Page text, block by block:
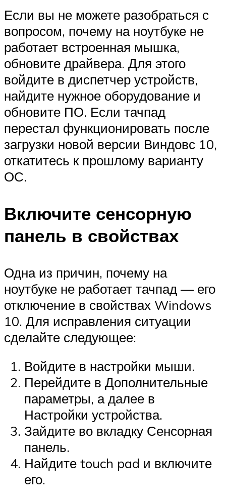
Если вы не можете разобраться с
вопросом, почему на ноутбуке не
работает встроенная мышка,
обновите драйвера. Для этого
войдите в диспетчер устройств,
найдите нужное оборудование и
обновите ПО. Если тачпад
перестал функционировать после
загрузки новой версии Виндовс 10,
откатитесь к прошлому варианту
ОС.
Включите сенсорную
панель в свойствах
Одна из причин, почему на
ноутбуке не работает тачпад — его
отключение в свойствах Windows
10. Для исправления ситуации
сделайте следующее:
Войдите в настройки мыши.
Перейдите в Дополнительные
параметры, а далее в
Настройки устройства.
Зайдите во вкладку Сенсорная
панель.
Найдите touch pad и включите
его.